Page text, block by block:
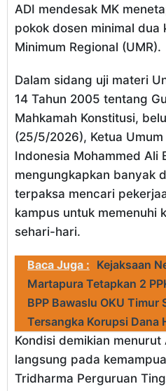
ADI mendesak MK
pokok dosen minimal dua
Minimum Regional (UMR).
Dalam sidang uji materi
14 Tahun 2005 tentang
Mahkamah Konstitusi,
(25/5/2026), Ketua Umum
Indonesia Mohammed Ali
mengungkapkan banyak
terpaksa mencari
kampus untuk memenuhi
sehari-hari.
Baca Juga : Kejaksaan
Martapura Tetapkan 2
BPP Bawaslu OKU Timur
Tersangka Korupsi Dana
Kondisi demikian
langsung pada
Tridharma Perguruan